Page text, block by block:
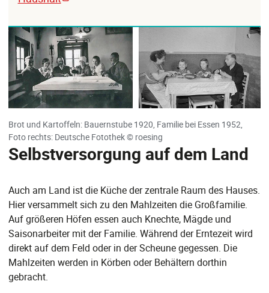
Brot und Kartoffeln: Bauernstube 1920, Familie bei Essen 1952,
Foto rechts: Deutsche Fotothek © roesing
Selbstversorgung auf dem Land
Auch am Land ist die Küche der zentrale Raum des Hauses.
Hier versammelt sich zu den Mahlzeiten die Großfamilie.
Auf größeren Höfen essen auch Knechte, Mägde und
Saisonarbeiter mit der Familie. Während der Erntezeit wird
direkt auf dem Feld oder in der Scheune gegessen. Die
Mahlzeiten werden in Körben oder Behältern dorthin
gebracht.